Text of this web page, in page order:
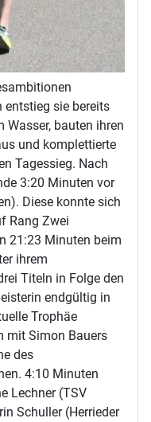
sie bereits
Wasser, bauten ihren
und komplettierte
Tagessieg. Nach
3:20 Minuten vor
Diese konnte sich
Rang Zwei
21:23 Minuten beim
ihrem
Titeln in Folge den
endgültig in
Trophäe
mit Simon Bauers
des
4:10 Minuten
Lechner (TSV
Schuller (Herrieder